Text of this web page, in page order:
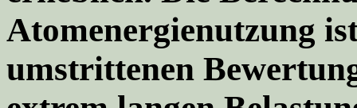
Atomenergienutzung
umstrittenen